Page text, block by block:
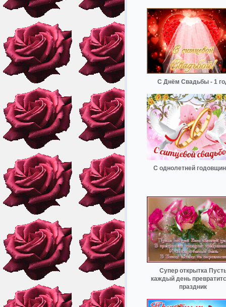
С Днём Свадьбы - 1
С однолетней
Супер открытка
каждый день
праздник